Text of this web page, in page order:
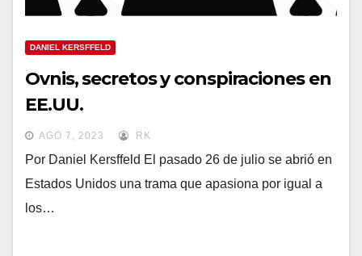
DANIEL KERSFFELD
Ovnis, secretos y conspiraciones en
EE.UU.
AGO 7, 2023 RK
Por Daniel Kersffeld El pasado 26 de julio se abrió en
Estados Unidos una trama que apasiona por igual a
los…